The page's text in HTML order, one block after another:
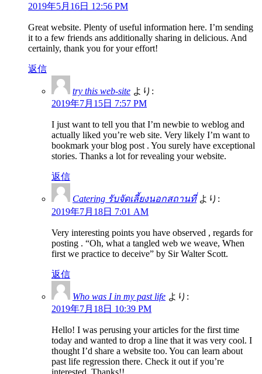
2019年5月16日 12:56 PM
Great website. Plenty of useful information here. I’m sending
it to a few friends ans additionally sharing in delicious. And
certainly, thank you for your effort!
返信
try this web-site より:
2019年7月15日 7:57 PM
I just want to tell you that I’m newbie to weblog and
actually liked you’re web site. Very likely I’m want to
bookmark your blog post . You surely have exceptional
stories. Thanks a lot for revealing your website.
返信
Catering รับจัดเลี้ยงนอกสถานที่ より:
2019年7月18日 7:01 AM
Very interesting points you have observed , regards for
posting . “Oh, what a tangled web we weave, When
first we practice to deceive” by Sir Walter Scott.
返信
Who was I in my past life より:
2019年7月18日 10:39 PM
Hello! I was perusing your articles for the first time
today and wanted to drop a line that it was very cool. I
thought I’d share a website too. You can learn about
past life regression there. Check it out if you’re
interested. Thanks!!